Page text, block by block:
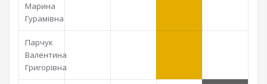
Марина
Гурамівна
Парчук
Валентина
Григорівна